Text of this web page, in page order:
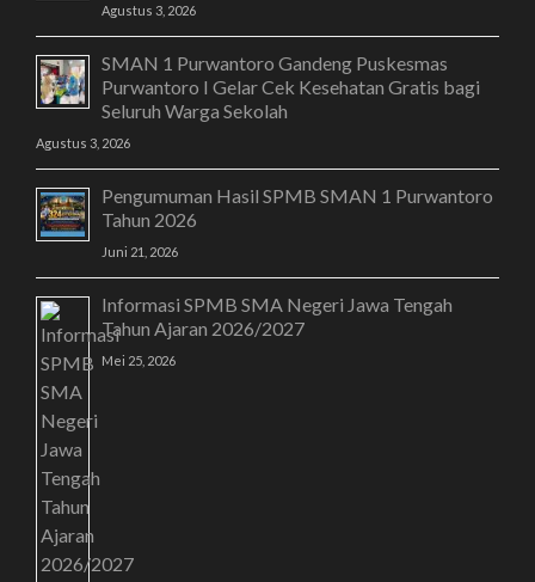
Agustus 3, 2026
SMAN 1 Purwantoro Gandeng Puskesmas
Purwantoro I Gelar Cek Kesehatan Gratis bagi
Seluruh Warga Sekolah
Agustus 3, 2026
Pengumuman Hasil SPMB SMAN 1 Purwantoro
Tahun 2026
Juni 21, 2026
Informasi SPMB SMA Negeri Jawa Tengah
Tahun Ajaran 2026/2027
Mei 25, 2026